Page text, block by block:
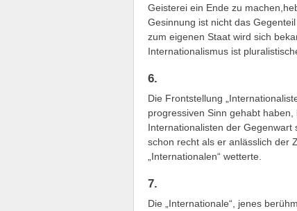
Geisterei ein Ende zu
Gesinnung ist nicht das
zum eigenen Staat wird sich
Internationalismus ist
6.
Die Frontstellung
progressiven Sinn gehabt
Internationalisten der Gegenwart
schon recht als er anlässlich der
„Internationalen“ wetterte.
7.
Die „Internationale“, jenes